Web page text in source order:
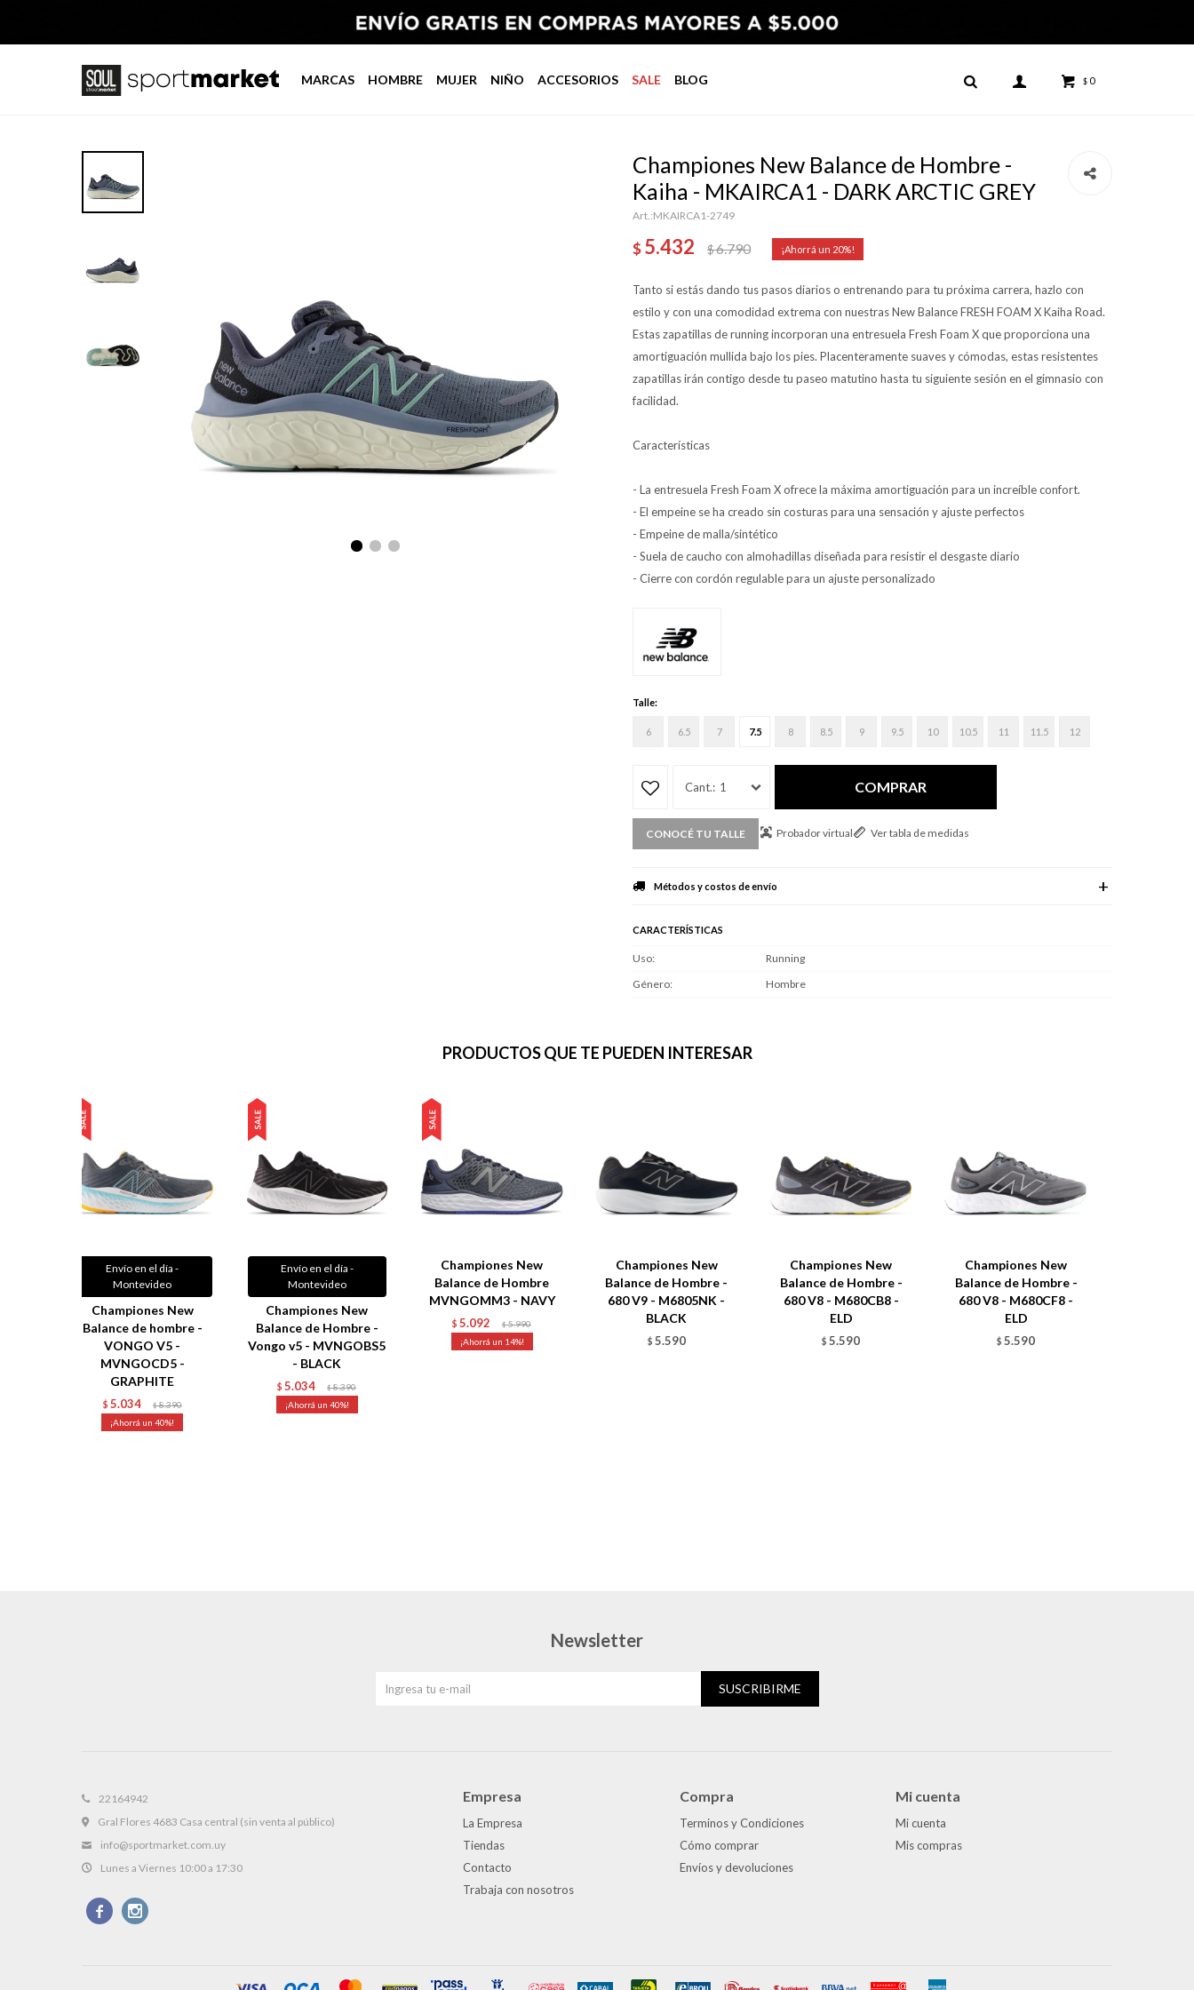
MARCAS HOMBRE MUJER NIÑO ACCESORIOS SALE BLOG $ 0
Championes New Balance de Hombre -
Kaiha - MKAIRCA1 - DARK ARCTIC GREY
MKAIRCA1-2749
$5.432 $6.790 20
Tanto si estás dando tus pasos diarios o entrenando para tu próxima carrera, hazlo con
estilo y con una comodidad extrema con nuestras New Balance FRESH FOAM X Kaiha Road.
Estas zapatillas de running incorporan una entresuela Fresh Foam X que proporciona una
amortiguación mullida bajo los pies. Placenteramente suaves y cómodas, estas resistentes
zapatillas irán contigo desde tu paseo matutino hasta tu siguiente sesión en el gimnasio con
facilidad.
Características
- La entresuela Fresh Foam X ofrece la máxima amortiguación para un increíble confort.
- El empeine se ha creado sin costuras para una sensación y ajuste perfectos
- Empeine de malla/sintético
- Suela de caucho con almohadillas diseñada para resistir el desgaste diario
- Cierre con cordón regulable para un ajuste personalizado
Talle:
6 6.5 7 7.5 8 8.5 9 9.5 10 10.5 11 11.5 12
1 COMPRAR
CONOCÉ TU TALLE Probador virtual Ver tabla de medidas
Métodos y costos de envío
CARACTERÍSTICAS
Uso
Running
Género
Hombre
PRODUCTOS QUE TE PUEDEN INTERESAR
Envío en el día -
Montevideo
Championes New
Balance de hombre -
VONGO V5 -
MVNGOCD5 -
GRAPHITE
$ 5.034 $ 8.390
40
Envío en el día -
Montevideo
Championes New
Balance de Hombre -
Vongo v5 - MVNGOBS5
- BLACK
$ 5.034 $ 8.390
40
Championes New
Balance de Hombre
MVNGOMM3 - NAVY
$ 5.092 $ 5.990
14
Championes New
Balance de Hombre -
680 V9 - M6805NK -
BLACK
$ 5.590
Championes New
Balance de Hombre -
680 V8 - M680CB8 -
ELD
$ 5.590
Championes New
Balance de Hombre -
680 V8 - M680CF8 -
ELD
$ 5.590
22164942
Gral Flores 4683 Casa central (sin venta al público)
info@sportmarket.com.uy
Lunes a Viernes 10:00 a 17:30
 
Empresa
La Empresa
Tiendas
Contacto
Trabaja con nosotros
Compra
Terminos y Condiciones
Cómo comprar
Envíos y devoluciones
Mi cuenta
Mi cuenta
Mis compras
Newsletter
SUSCRIBIRME